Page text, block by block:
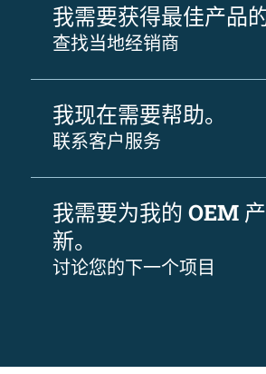
我需要获得最佳产品的
查找当地经销商
我现在需要帮助。
联系客户服务
我需要为我的 OEM
新。
讨论您的下一个项目